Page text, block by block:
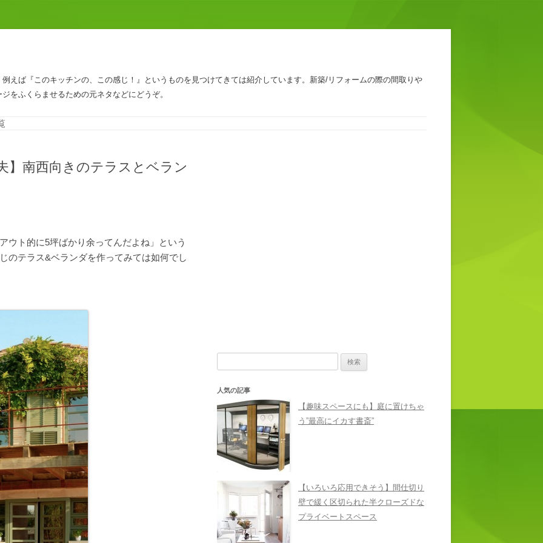
えば『このキッチンの、この感じ！』というものを見つけてきては紹介しています。新築/リフォームの際の間取りや
をふくらませるための元ネタなどにどうぞ。
】南西向きのテラスとベラン
ウト的に5坪ばかり余ってんだよね」という
のテラス&ベランダを作ってみては如何でし
人気の記事
【趣味スペースにも】庭に置けちゃ
う”最高にイカす書斎”
【いろいろ応用できそう】間仕切り
壁で緩く区切られた半クローズドな
プライベートスペース